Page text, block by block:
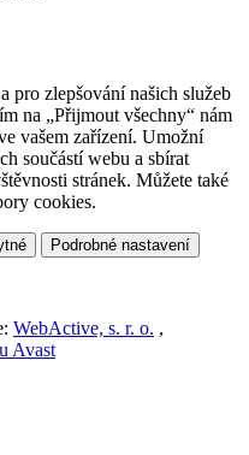
pro zlepšování našich služeb
na „Přijmout všechny“ nám
vašem zařízení. Umožní
součástí webu a sbírat
stránek. Můžete také
cookies.
Podrobné nastavení
WebActive, s. r. o. ,
Avast